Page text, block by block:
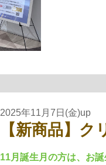
2025年11月7日(金)up
【新商品】
11月誕生月の方は、お